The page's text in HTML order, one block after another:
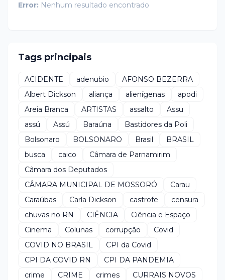
Error: Nenhum resultado encontrado
Tags principais
ACIDENTE adenubio
AFONSO BEZERRA
Albert Dickson
aliança alienígenas
apodi
Areia Branca
ARTISTAS assalto
Assu
assú
Assú Baraúna
Bastidores da Poli
Bolsonaro
BOLSONARO Brasil
BRASIL
busca
caico
Câmara de Parnamirim
Câmara dos Deputados
CÂMARA MUNICIPAL DE MOSSORÓ
Carau
Caraúbas
Carla Dickson castrofe
censura
chuvas no RN
CIÊNCIA
Ciência e Espaço
Cinema
Colunas corrupção
Covid
COVID NO BRASIL
CPI da Covid
CPI DA COVID RN
CPI DA PANDEMIA
crime
CRIME crimes
CURRAIS NOVOS